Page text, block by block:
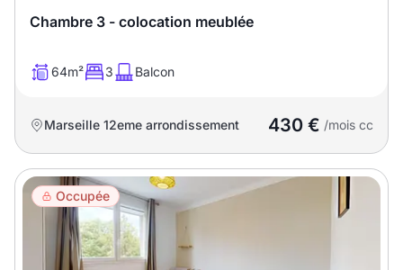
disponibles
chambres
disponibles
Espaces additionnels
Chambre 3 - colocation meublée
64m² 3 Balcon
Marseille 12eme arrondissement 430 € /mois cc
Occupée